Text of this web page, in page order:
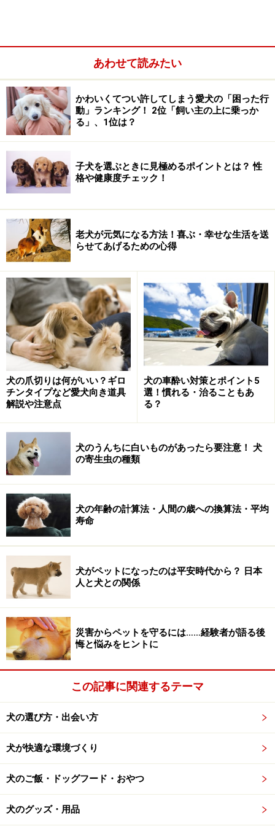
フランスパンや食パンなどシンプルなパンを少量だけ
食パン、フランスパンといったシンプルなパンを少量で
あれば、犬に食べさせても問題ありませんが、
はんやおやつとして与えることはあまりおすすめできま
せん。
スーパーやパン屋で売られているパンは、人間の舌に合
わせて味が整えられていたり、生地を安定させるために
塩や砂糖、保存料が使われています。メーカーや店舗に
よってレシピが異なり、その分量を把握することは難し
いので、犬にとっては多すぎてしまう可能性もありま
す。
パンを喜んで食べる犬も多く、ついつい沢山あげてしま
いがちな食べ物ですが、ほどほどにしておきましょう。
特殊な作り方でない限り、パンの耳の材料も同じです。
こちらもあげすぎないようにしましょう。
犬のおやつ用として売られているパンは、パッケージに
表示されている与えていい量を守って食べさせてくださ
い。
ぶどうやレーズン、チョコレートに注意。
これは絶対犬にNG！のパン
ぶどうやレーズン、チョコレートを使ったパンはNG！
は、犬にとって命の危険も考えられます。具材を取り除
いても、成分がパンに浸透していたりパン生地に練りこ
まれている可能性もあるので、これらが含まれたパンは
犬には食べさせないようにしてください。
あわせて読みたい
かわいくてつい許してしまう愛犬の「困った行
動」ランキング！ 2位「飼い主の上に乗っか
る」、1位は？
子犬を選ぶときに見極めるポイントとは？ 性
格や健康度チェック！
老犬が元気になる方法！喜ぶ・幸せな生活を送
らせてあげるための心得
犬の爪切りは何がいい？ギロ
チンタイプなど愛犬向き道具
解説や注意点
犬の車酔い対策とポイント5
選！慣れる・治ることもあ
る？
犬のうんちに白いものがあったら要注意！ 犬
の寄生虫の種類
犬の年齢の計算法・人間の歳への換算法・平均
寿命
犬がペットになったのは平安時代から？ 日本
人と犬との関係
災害からペットを守るには……経験者が語る後
悔と悩みをヒントに
この記事に関連するテーマ
犬の選び方・出会い方
犬が快適な環境づくり
犬のご飯・ドッグフード・おやつ
犬のグッズ・用品